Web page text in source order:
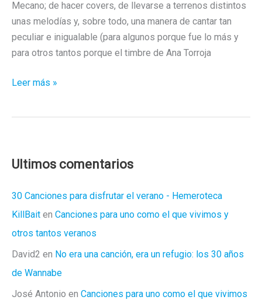
Mecano; de hacer covers, de llevarse a terrenos distintos
unas melodías y, sobre todo, una manera de cantar tan
peculiar e inigualable (para algunos porque fue lo más y
para otros tantos porque el timbre de Ana Torroja
¿Es
Leer más »
Ultimos comentarios
30 Canciones para disfrutar el verano - Hemeroteca
KillBait en Canciones para uno como el que vivimos y
otros tantos veranos
David2 en No era una canción, era un refugio: los 30 años
de Wannabe
José Antonio en Canciones para uno como el que vivimos